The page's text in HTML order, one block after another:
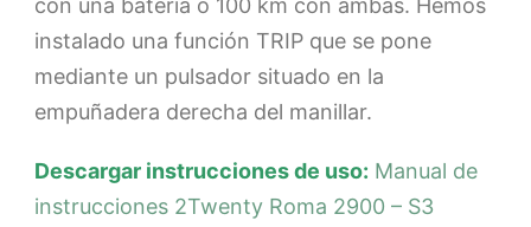
con una batería o 100 km con ambas. Hemos
instalado una función TRIP que se pone
mediante un pulsador situado en la
empuñadera derecha del manillar.
Descargar instrucciones de uso: Manual de
instrucciones 2Twenty Roma 2900 – S3